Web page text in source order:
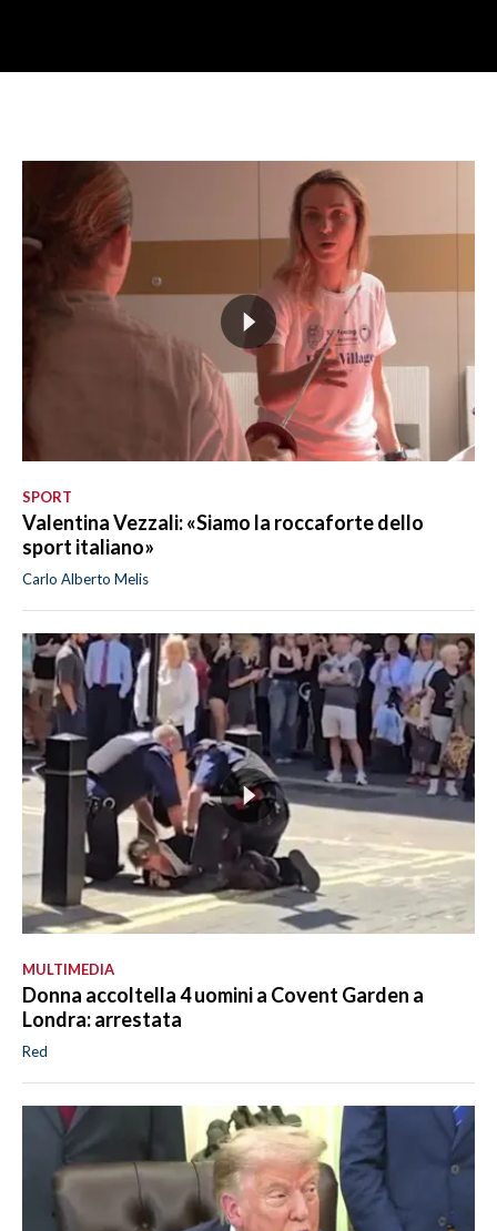
SPORT
Valentina Vezzali: «Siamo la roccaforte dello
sport italiano»
Carlo Alberto Melis
MULTIMEDIA
Donna accoltella 4 uomini a Covent Garden a
Londra: arrestata
Red